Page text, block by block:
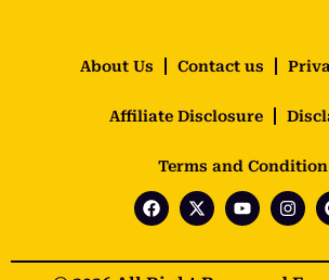
About Us Contact us
Affiliate Disclosure
Terms and Condition